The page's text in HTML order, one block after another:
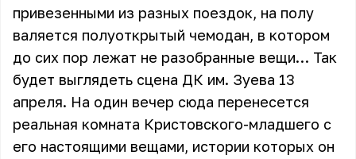
привезенными из разных поездок, на полу
валяется полуоткрытый чемодан, в котором
до сих пор лежат не разобранные вещи… Так
будет выглядеть сцена ДК им. Зуева 13
апреля. На один вечер сюда перенесется
реальная комната Кристовского-младшего с
его настоящими вещами, истории которых он